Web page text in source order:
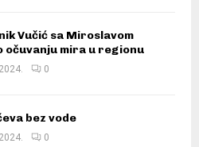
Vučić sa Miroslavom
očuvanju mira u regionu
0
bez vode
0